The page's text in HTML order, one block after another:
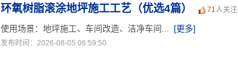
环氧树脂滚涂地坪施工工艺（优选4篇） 71人关注
使用场景：地坪施工、车间改造、洁净车间... [更多]
发布时间：2026-08-05 06:59:50